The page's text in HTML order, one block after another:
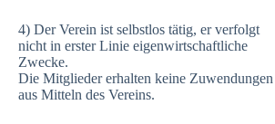
4) Der Verein ist selbstlos tätig, er verfolgt
nicht in erster Linie eigenwirtschaftliche
Zwecke.
Die Mitglieder erhalten keine Zuwendungen
aus Mitteln des Vereins.